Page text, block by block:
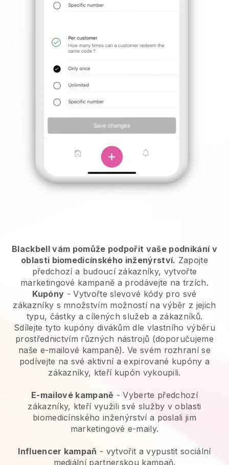
Blackbell vám pomůže podpořit vaše podnikání v
oblasti biomedicínského inženýrství. Zapojte
předchozí a budoucí zákazníky, vytvořte
marketingové kampaně a prodávejte na trzích.
Kupóny - Vytvořte slevové kódy pro své
zákazníky s množstvím možností na výběr z jejich
typu, částky a cílených služeb a zákazníků.
Sdílejte tyto kupóny divákům dle vlastního výběru
prostřednictvím různých nástrojů (doporučujeme
naše e-mailové kampaně). Ve svém rozhraní se
podívejte na své aktivní a expirované kupóny a
zákazníky, kteří kupón vykoupili.
E-mailové kampaně -Vyberte předchozí
zákazníky, kteří využili své služby v oblasti
biomedicínského inženýrství a poslali jim
marketingové e-maily.
Influencer kampaň - vytvořit a vypustit sociální
mediální partnerskou kampaň.